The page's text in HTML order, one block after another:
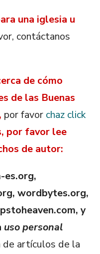
una iglesia u
contáctanos
de cómo
de las Buenas
por favor chaz click
por favor lee
de autor:
es.org,
wordbytes.org,
y
uso personal
de artículos de la